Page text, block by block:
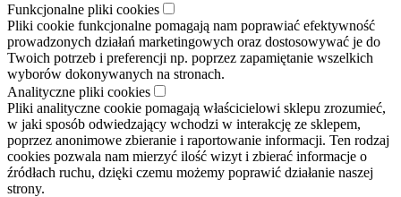
Funkcjonalne pliki cookies
Pliki cookie funkcjonalne pomagają nam poprawiać efektywność
prowadzonych działań marketingowych oraz dostosowywać je do
Twoich potrzeb i preferencji np. poprzez zapamiętanie wszelkich
wyborów dokonywanych na stronach.
Analityczne pliki cookies
Pliki analityczne cookie pomagają właścicielowi sklepu zrozumieć,
w jaki sposób odwiedzający wchodzi w interakcję ze sklepem,
poprzez anonimowe zbieranie i raportowanie informacji. Ten rodzaj
cookies pozwala nam mierzyć ilość wizyt i zbierać informacje o
źródłach ruchu, dzięki czemu możemy poprawić działanie naszej
strony.